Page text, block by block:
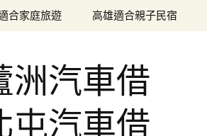
合家庭旅遊 高雄適合親子民宿
洲汽車借
屯汽車借